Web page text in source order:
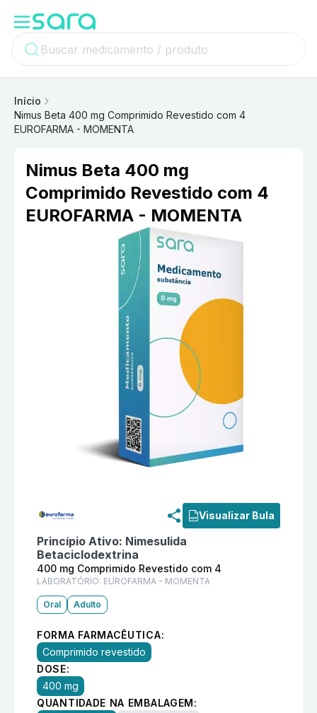
Início
Nimus Beta 400 mg Comprimido Revestido com 4
EUROFARMA - MOMENTA
Nimus Beta 400 mg
Comprimido Revestido com 4
EUROFARMA - MOMENTA
Visualizar Bula
Princípio Ativo: Nimesulida
Betaciclodextrina
400 mg Comprimido Revestido com 4
LABORATÓRIO: EUROFARMA - MOMENTA
Oral Adulto
FORMA FARMACÊUTICA:
Comprimido revestido
DOSE:
400 mg
QUANTIDADE NA EMBALAGEM: